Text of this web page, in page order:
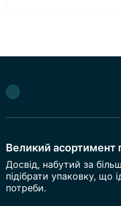
Великий асортимент
Досвід, набутий за
підібрати упаковку, що
потреби.